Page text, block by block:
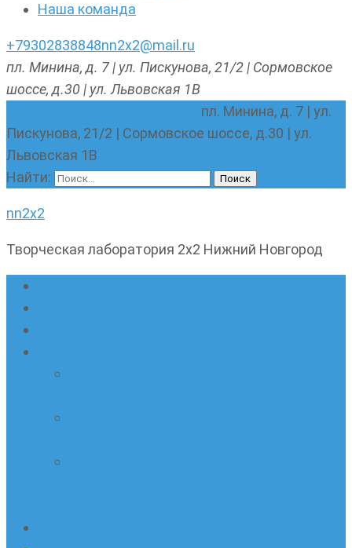
Наша команда
+79302838848nn2x2@mail.ru
пл. Минина, д. 7 | ул. Пискунова, 21/2 | Сормовское
шоссе, д.30 | ул. Львовская 1В
пл. Минина, д. 7 | ул.
Пискунова, 21/2 | Сормовское шоссе, д.30 | ул.
Львовская 1В
Найти:
nn2x2
Творческая лаборатория 2х2 Нижний Новгород